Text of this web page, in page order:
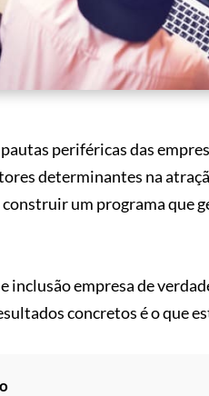
periféricas das
determinantes na
um programa que
inclusão empresa de
concretos é o que